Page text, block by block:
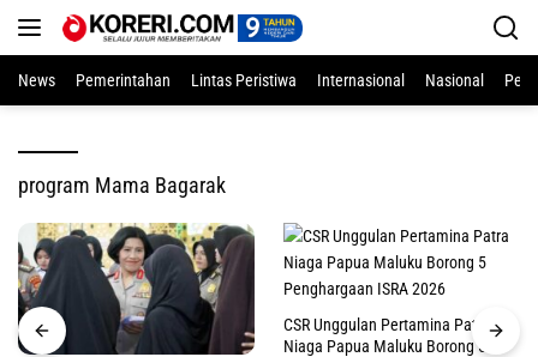
News
Pemerintahan Lintas Peristiwa Internasional Nasional
program Mama Bagarak
CSR Unggulan Pertamina Patra
Niaga Papua Maluku Borong 5